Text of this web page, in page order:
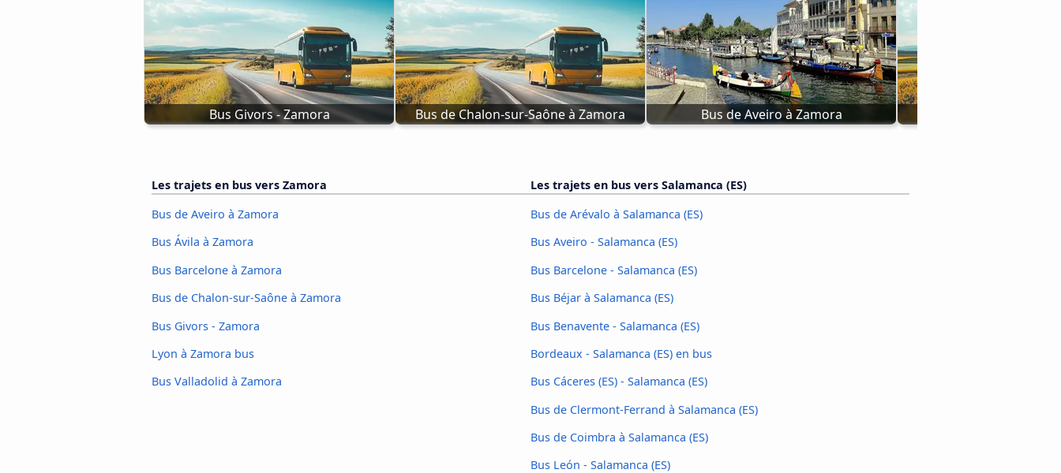
Bus Givors - Zamora Bus de Chalon-sur-Saône à Zamora Bus de Aveiro à Zamora
Les trajets en bus vers Zamora
Bus de Aveiro à Zamora
Bus Ávila à Zamora
Bus Barcelone à Zamora
Bus de Chalon-sur-Saône à Zamora
Bus Givors - Zamora
Lyon à Zamora bus
Bus Valladolid à Zamora
Les trajets en bus vers Salamanca (ES)
Bus de Arévalo à Salamanca (ES)
Bus Aveiro - Salamanca (ES)
Bus Barcelone - Salamanca (ES)
Bus Béjar à Salamanca (ES)
Bus Benavente - Salamanca (ES)
Bordeaux - Salamanca (ES) en bus
Bus Cáceres‎ (ES) - Salamanca (ES)
Bus de Clermont-Ferrand à Salamanca (ES)
Bus de Coimbra à Salamanca (ES)
Bus León - Salamanca (ES)